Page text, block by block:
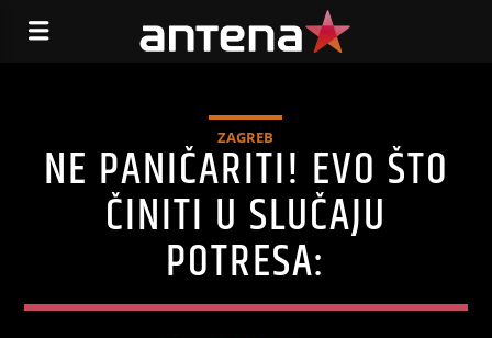
ZAGREB
NE PANIČARITI! EVO ŠTO
ČINITI U SLUČAJU
POTRESA: